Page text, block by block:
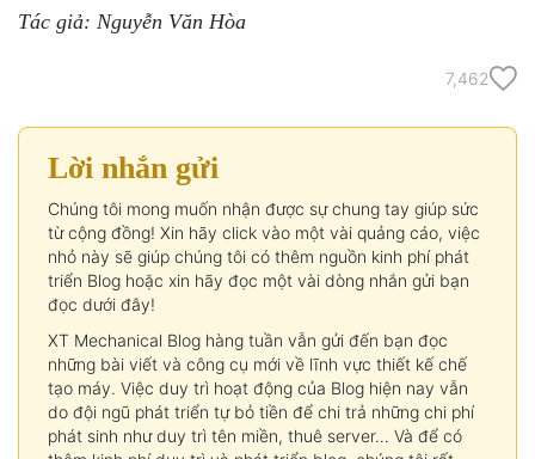
Tác giả: Nguyễn Văn Hòa
7,462
Lời nhắn gửi
Chúng tôi mong muốn nhận được sự chung tay giúp sức
từ cộng đồng! Xin hãy click vào một vài quảng cáo, việc
nhỏ này sẽ giúp chúng tôi có thêm nguồn kinh phí phát
triển Blog hoặc xin hãy đọc một vài dòng nhắn gửi bạn
đọc dưới đây!
XT Mechanical Blog hàng tuần vẫn gửi đến bạn đọc
những bài viết và công cụ mới về lĩnh vực thiết kế chế
tạo máy. Việc duy trì hoạt động của Blog hiện nay vẫn
do đội ngũ phát triển tự bỏ tiền để chi trả những chi phí
phát sinh như duy trì tên miền, thuê server… Và để có